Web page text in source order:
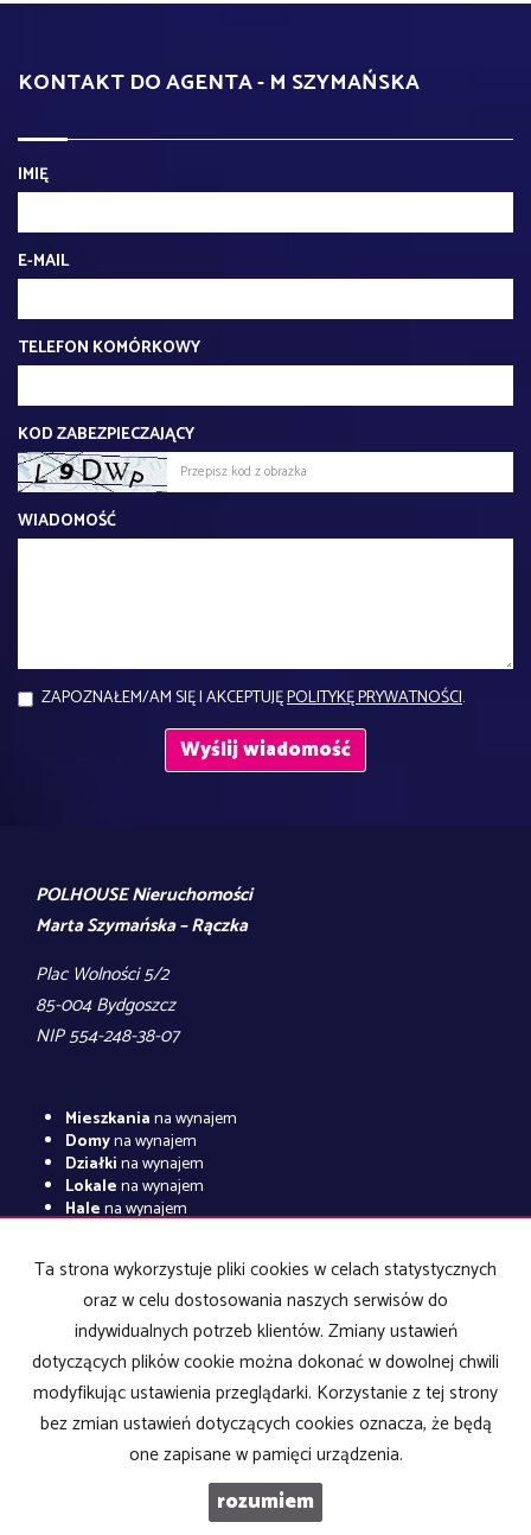
KONTAKT DO AGENTA - M SZYMAŃSKA
IMIĘ
E-MAIL
TELEFON KOMÓRKOWY
KOD ZABEZPIECZAJĄCY
WIADOMOŚĆ
ZAPOZNAŁEM/AM SIĘ I AKCEPTUJĘPOLITYKĘ PRYWATNOŚCI.
POLHOUSE Nieruchomości
Marta Szymańska – Rączka
Plac Wolności 5/2
85-004 Bydgoszcz
NIP 554-248-38-07
Mieszkaniana wynajem
Domyna wynajem
Działkina wynajem
Lokalena wynajem
Halena wynajem
Mieszkaniana sprzedaż
Domyna sprzedaż
Działki
na sprzedaż
Lokalena sprzedaż
Halena sprzedaż
Obiektyna sprzedaż
Biuro Nieruchomości POLHOUSE 2026
nieruchomościGalactica Virgo
Ta strona wykorzystuje pliki cookies w celach statystycznych
oraz w celu dostosowania naszych serwisów do
indywidualnych potrzeb klientów. Zmiany ustawień
dotyczących plików cookie można dokonać w dowolnej chwili
modyfikując ustawienia przeglądarki. Korzystanie z tej strony
bez zmian ustawień dotyczących cookies oznacza, że będą
one zapisane w pamięci urządzenia.
rozumiem